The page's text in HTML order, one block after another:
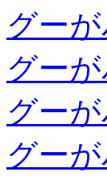
グー
グー
グー
グー